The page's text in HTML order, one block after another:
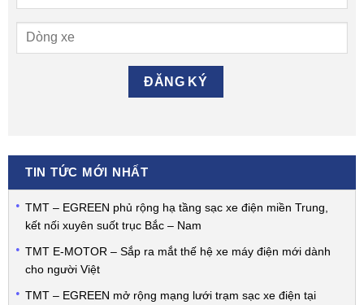
TIN TỨC MỚI NHẤT
TMT – EGREEN phủ rộng hạ tầng sạc xe điện miền Trung,
kết nối xuyên suốt trục Bắc – Nam
TMT E-MOTOR – Sắp ra mắt thế hệ xe máy điện mới dành
cho người Việt
TMT – EGREEN mở rộng mạng lưới trạm sạc xe điện tại